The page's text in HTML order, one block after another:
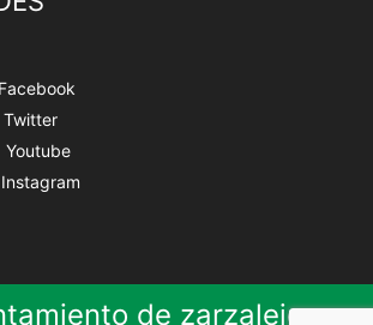
Facebook
Twitter
Youtube
Instagram
de zarzalejo